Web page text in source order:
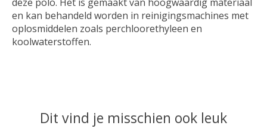
en kan behandeld worden in reinigingsmachines met
oplosmiddelen zoals perchloorethyleen en
koolwaterstoffen.
Dit vind je misschien ook leuk